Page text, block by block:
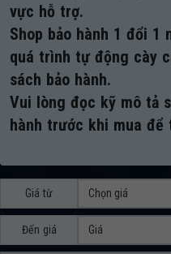
vực hỗ trợ.
Shop bảo hành 1 đổi 1
quá trình tự động cày
sách bảo hành.
Vui lòng đọc kỹ mô tả
hành trước khi mua để
Giá từ
Đến giá